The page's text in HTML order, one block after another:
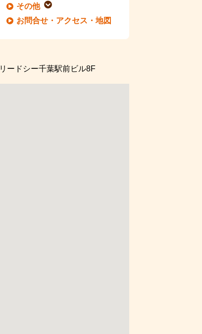
その他
お問合せ・アクセス・地図
リードシー千葉駅前ビル8F